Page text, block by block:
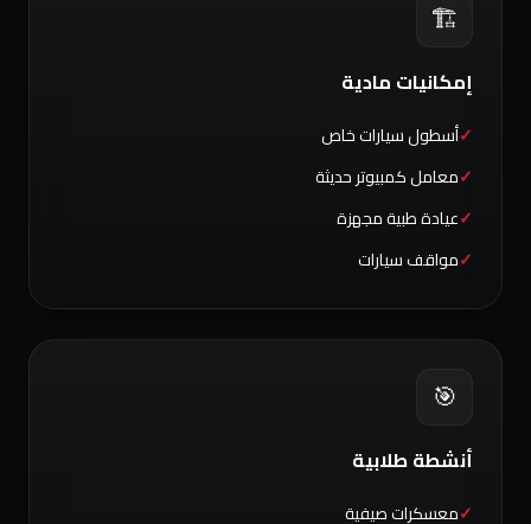
🏗️
إمكانيات مادية
أسطول سيارات خاص
معامل كمبيوتر حديثة
عيادة طبية مجهزة
مواقف سيارات
🎯
أنشطة طلابية
معسكرات صيفية